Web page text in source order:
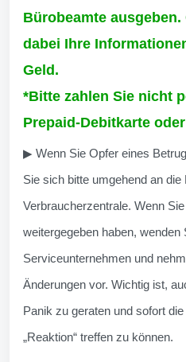
Bürobeamte ausgeben.
dabei Ihre
Geld.
*Bitte zahlen Sie nicht
Prepaid-Debitkarte
▶ Wenn Sie Opfer eines
Sie sich bitte umgehend an die
Verbraucherzentrale. Wenn
weitergegeben haben,
Serviceunternehmen und
Änderungen vor. Wichtig ist,
Panik zu geraten und sofort
„Reaktion“ treffen zu können.